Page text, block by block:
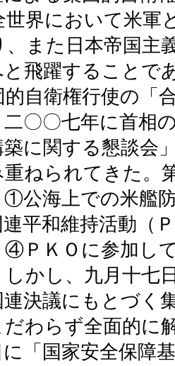
世界において米軍
、また日本帝国主
飛躍することで
的自衛権行使の「
〇〇七年に首相
に関する懇談会
ねられてきた。
①公海上での米艦
平和維持活動（
④ＰＫＯに参加し
かし、九月十七
決議にもとづく
だわらず全面的に
「国家安全保障